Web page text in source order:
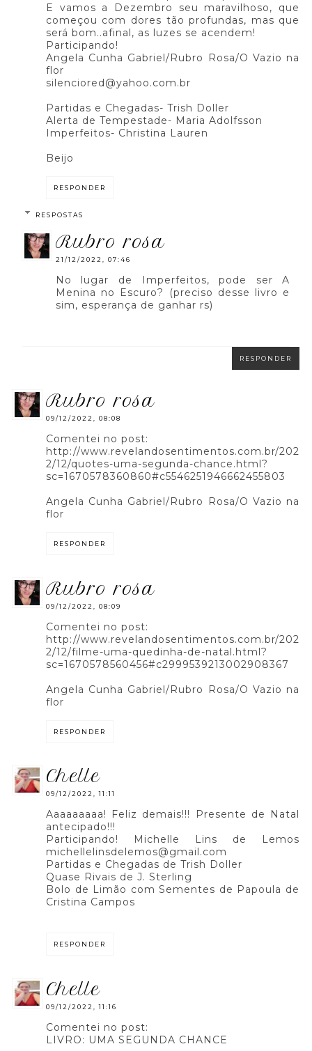
E vamos a Dezembro seu maravilhoso, que
começou com dores tão profundas, mas que
será bom..afinal, as luzes se acendem!
Participando!
Angela Cunha Gabriel/Rubro Rosa/O Vazio na
flor
silenciored@yahoo.com.br
Partidas e Chegadas- Trish Doller
Alerta de Tempestade- Maria Adolfsson
Imperfeitos- Christina Lauren
Beijo
RESPONDER
RESPOSTAS
rubro rosa
21/12/2022, 07:46
No lugar de Imperfeitos, pode ser A
Menina no Escuro? (preciso desse livro e
sim, esperança de ganhar rs)
RESPONDER
rubro rosa
09/12/2022, 08:08
Comentei no post:
http://www.revelandosentimentos.com.br/202
2/12/quotes-uma-segunda-chance.html?
sc=1670578360860#c5546251946662455803
Angela Cunha Gabriel/Rubro Rosa/O Vazio na
flor
RESPONDER
rubro rosa
09/12/2022, 08:09
Comentei no post:
http://www.revelandosentimentos.com.br/202
2/12/filme-uma-quedinha-de-natal.html?
sc=1670578560456#c2999539213002908367
Angela Cunha Gabriel/Rubro Rosa/O Vazio na
flor
RESPONDER
chelle
09/12/2022, 11:11
Aaaaaaaaa! Feliz demais!!! Presente de Natal
antecipado!!!
Participando! Michelle Lins de Lemos
michellelinsdelemos@gmail.com
Partidas e Chegadas de Trish Doller
Quase Rivais de J. Sterling
Bolo de Limão com Sementes de Papoula de
Cristina Campos
RESPONDER
chelle
09/12/2022, 11:16
Comentei no post:
LIVRO: UMA SEGUNDA CHANCE